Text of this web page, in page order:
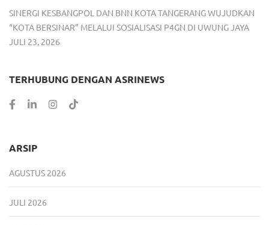
SINERGI KESBANGPOL DAN BNN KOTA TANGERANG WUJUDKAN
“KOTA BERSINAR” MELALUI SOSIALISASI P4GN DI UWUNG JAYA
JULI 23, 2026
TERHUBUNG DENGAN ASRINEWS
ARSIP
AGUSTUS 2026
JULI 2026